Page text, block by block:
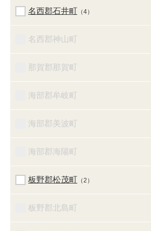
名西郡石井町 （4）
名西郡神山町
那賀郡那賀町
海部郡牟岐町
海部郡美波町
海部郡海陽町
板野郡松茂町 （2）
板野郡北島町